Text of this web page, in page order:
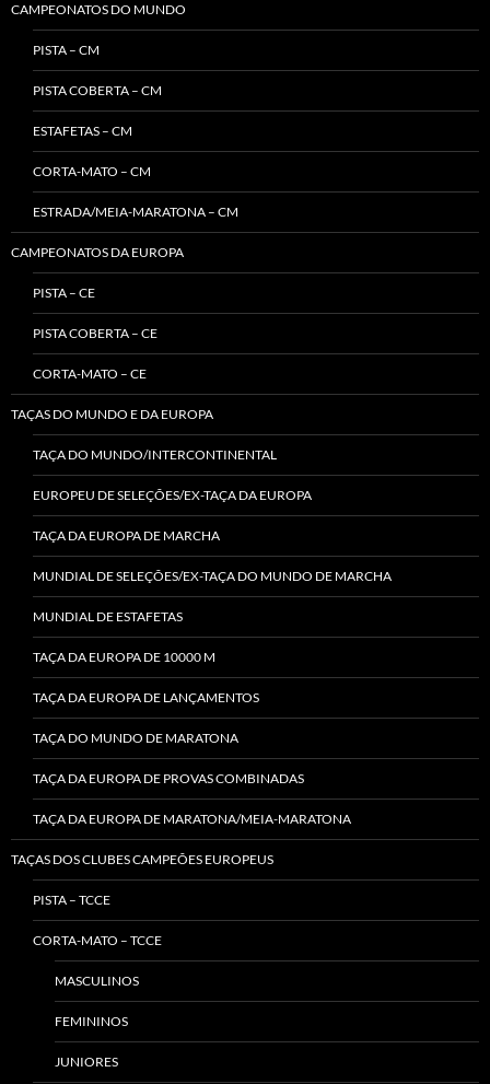
CAMPEONATOS DO MUNDO
PISTA – CM
PISTA COBERTA – CM
ESTAFETAS – CM
CORTA-MATO – CM
ESTRADA/MEIA-MARATONA – CM
CAMPEONATOS DA EUROPA
PISTA – CE
PISTA COBERTA – CE
CORTA-MATO – CE
TAÇAS DO MUNDO E DA EUROPA
TAÇA DO MUNDO/INTERCONTINENTAL
EUROPEU DE SELEÇÕES/EX-TAÇA DA EUROPA
TAÇA DA EUROPA DE MARCHA
MUNDIAL DE SELEÇÕES/EX-TAÇA DO MUNDO DE MARCHA
MUNDIAL DE ESTAFETAS
TAÇA DA EUROPA DE 10000 M
TAÇA DA EUROPA DE LANÇAMENTOS
TAÇA DO MUNDO DE MARATONA
TAÇA DA EUROPA DE PROVAS COMBINADAS
TAÇA DA EUROPA DE MARATONA/MEIA-MARATONA
TAÇAS DOS CLUBES CAMPEÕES EUROPEUS
PISTA – TCCE
CORTA-MATO – TCCE
MASCULINOS
FEMININOS
JUNIORES